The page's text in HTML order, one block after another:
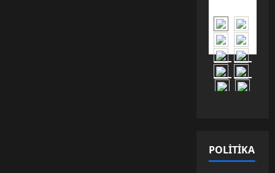
NASIL
DÜŞÜRÜLDÜ?
ÖZEL
HABER /
ANALİZ –
YEREL
HABER
AJANSI
Katkılarıyla
Atın çölde
tek ve en
POLITIKA